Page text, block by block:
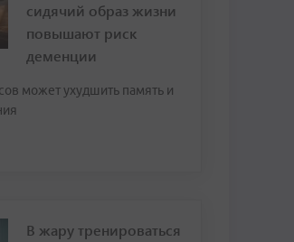
сидячий образ жизни
повышают риск
деменции
может ухудшить память и
В жару тренироваться